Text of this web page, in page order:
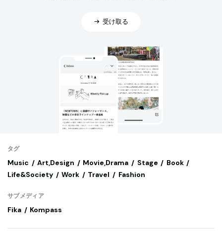
受け取る
タグ
Music Art,Design Movie,Drama Stage
Book
Life&Society
Work Travel Fashion
サブメディア
Fika Kompass